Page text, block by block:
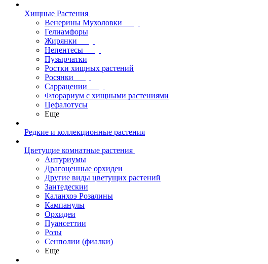
Хищные Растения
Венерины Мухоловки
Гелиамфоры
Жирянки
Непентесы
Пузырчатки
Ростки хищных растений
Росянки
Саррацении
Флорариум с хищными растениями
Цефалотусы
Еще
Редкие и коллекционные растения
Цветущие комнатные растения
Антуриумы
Драгоценные орхидеи
Другие виды цветущих растений
Зантедескии
Каланхоэ Розалины
Кампанулы
Орхидеи
Пуансеттии
Розы
Сенполии (фиалки)
Еще